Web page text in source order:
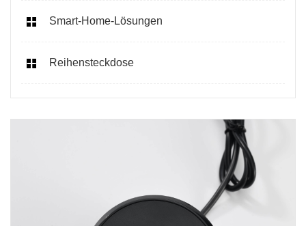
Smart-Home-Lösungen
Reihensteckdose